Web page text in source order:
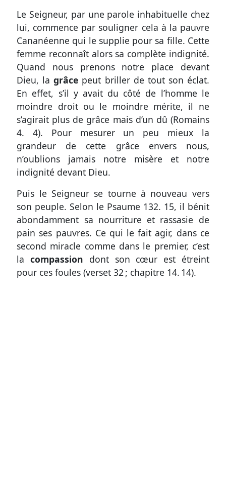
Le Seigneur, par une parole inhabituelle chez
lui, commence par souligner cela à la pauvre
Cananéenne qui le supplie pour sa fille. Cette
femme reconnaît alors sa complète indignité.
Quand nous prenons notre place devant
Dieu, lagrâce peut briller de tout son éclat.
En effet, s’il y avait du côté de l’homme le
moindre droit ou le moindre mérite, il ne
s’agirait plus de grâce mais d’un dû (Romains
4. 4). Pour mesurer un peu mieux la
grandeur de cette grâce envers nous,
n’oublions jamais notre misère et notre
indignité devant Dieu.
Puis le Seigneur se tourne à nouveau vers
son peuple. Selon le Psaume 132. 15, il bénit
abondamment sa nourriture et rassasie de
pain ses pauvres. Ce qui le fait agir, dans ce
second miracle comme dans le premier, c’est
la compassion dont son cœur est étreint
pour ces foules(verset 32; chapitre 14. 14).